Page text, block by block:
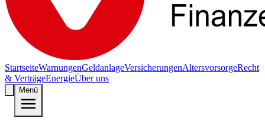
StartseiteWarnungenGeldanlageVersicherungenAltersvorsorgeRecht
& VerträgeEnergieÜber uns
Menü